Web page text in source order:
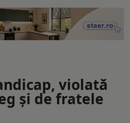
violată
și de fratele